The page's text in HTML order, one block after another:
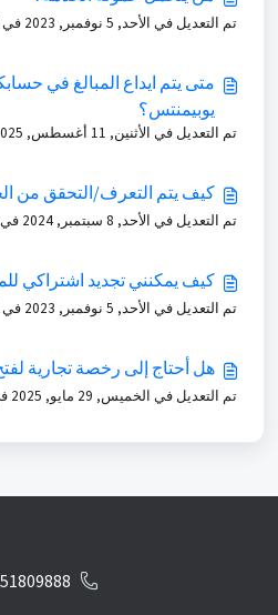
تم التعديل في الأحد, 5 نوفمبر, 2023 في 11:28 ص
متى يتم ايداع المبالغ في
يوبيمنتس؟
تم التعديل في الأثنين, 11 أغسطس, 2025 في 10:14 ص
كيف يتم التعرف/التحقق من
تم التعديل في الأحد, 8 سبتمبر, 2024 في 10:23 ص
كيف يمكنني تجديد اشتراكي
تم التعديل في الأحد, 5 نوفمبر, 2023 في 11:30 ص
هل أحتاج إلى رخصة تجارية
تم التعديل في الخميس, 29 مايو, 2025 في 1:58 م